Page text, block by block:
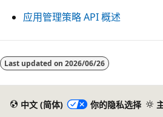
应用管理策略 API 概述
Last updated on 2026/06/26
中文 (简体) 你的隐私选择